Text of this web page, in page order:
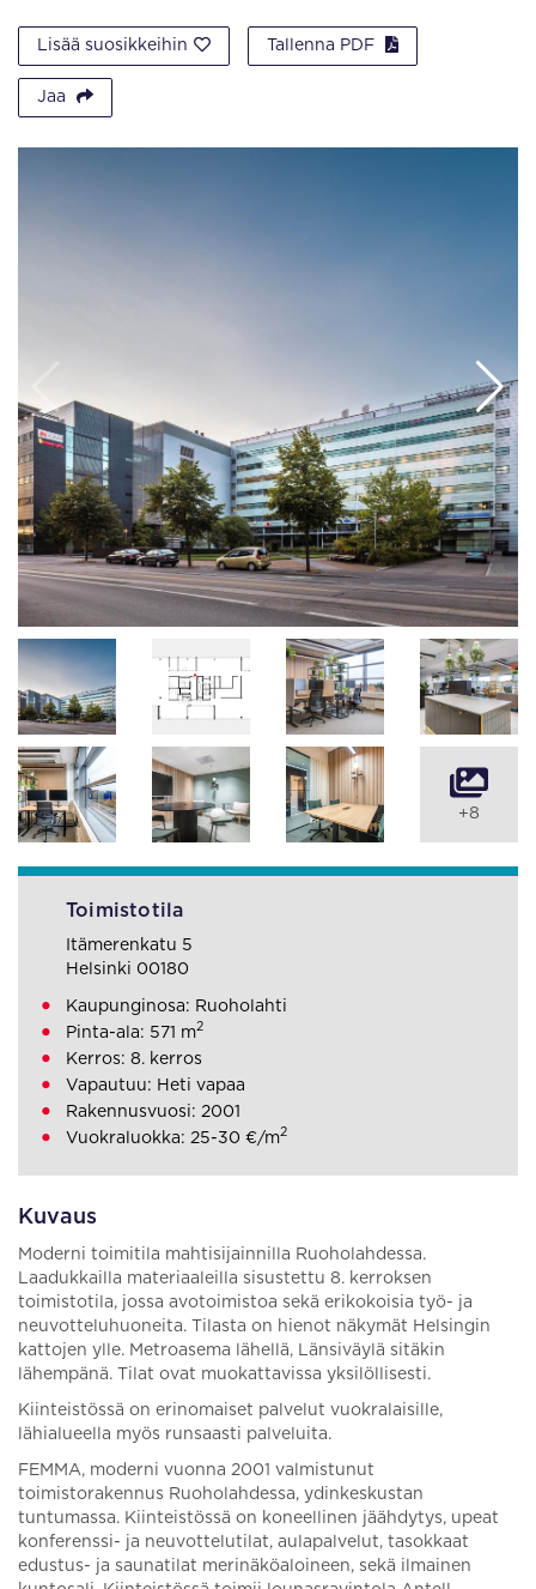
Lisää suosikkeihin Tallenna PDF
Jaa
Kuvaus
Moderni toimitila mahtisijainnilla Ruoholahdessa.
Laadukkailla materiaaleilla sisustettu 8. kerroksen
toimistotila, jossa avotoimistoa sekä erikokoisia työ- ja
neuvotteluhuoneita. Tilasta on hienot näkymät Helsingin
kattojen ylle. Metroasema lähellä, Länsiväylä sitäkin
lähempänä. Tilat ovat muokattavissa yksilöllisesti.
Kiinteistössä on erinomaiset palvelut vuokralaisille,
lähialueella myös runsaasti palveluita.
FEMMA, moderni vuonna 2001 valmistunut
toimistorakennus Ruoholahdessa, ydinkeskustan
tuntumassa. Kiinteistössä on koneellinen jäähdytys, upeat
konferenssi- ja neuvottelutilat, aulapalvelut, tasokkaat
edustus- ja saunatilat merinäköaloineen, sekä ilmainen
+8
Toimistotila
Itämerenkatu 5
Helsinki 00180
Kaupunginosa: Ruoholahti
Pinta-ala: 571 m2
Kerros: 8. kerros
Vapautuu: Heti vapaa
Rakennusvuosi: 2001
Vuokraluokka: 25-30 €/m2